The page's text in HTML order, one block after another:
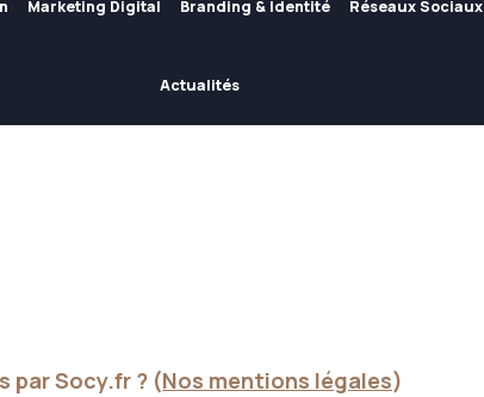
Marketing Digital Branding & Identité Réseaux Sociaux
Actualités
par Socy.fr ? (Nos mentions légales)